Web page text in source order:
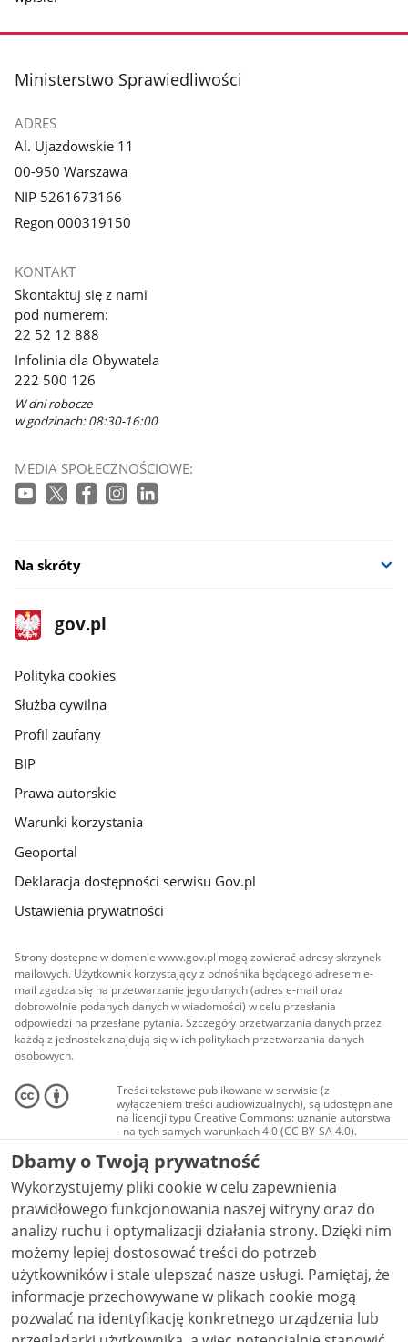
stopka
Ministerstwo Sprawiedliwości
ADRES
Al. Ujazdowskie 11
00-950 Warszawa
NIP 5261673166
Regon 000319150
KONTAKT
Skontaktuj się z nami
pod numerem:
22 52 12 888
Infolinia dla Obywatela
222 500 126
W dni robocze
w godzinach: 08:30-16:00
MEDIA SPOŁECZNOŚCIOWE:
Na skróty
stopka
gov.pl
Strona
gov.pl
gov.pl
Polityka cookies
Służba cywilna
Profil zaufany
BIP
Prawa autorskie
Warunki korzystania
Geoportal
Deklaracja dostępności serwisu Gov.pl
Ustawienia prywatności
Strony dostępne w domenie www.gov.pl mogą zawierać adresy skrzynek
mailowych. Użytkownik korzystający z odnośnika będącego adresem e-
mail zgadza się na przetwarzanie jego danych (adres e-mail oraz
dobrowolnie podanych danych w wiadomości) w celu przesłania
odpowiedzi na przesłane pytania. Szczegóły przetwarzania danych przez
każdą z jednostek znajdują się w ich politykach przetwarzania danych
osobowych.
Treści tekstowe publikowane w serwisie (z
wyłączeniem treści audiowizualnych), są udostępniane
na licencji typu Creative Commons: uznanie autorstwa
- na tych samych warunkach 4.0 (CC BY-SA 4.0).
Materiały audiowizualne, w tym zdjęcia, materiały
audio i wideo, są udostępniane na licencji typu
Creative Commons: uznanie autorstwa użycie
niekomercyjne - bez utworów zależnych 4.0 (CC BY-
NC-ND 4.0), o ile nie jest to stwierdzone inaczej.
Dbamy o Twoją prywatność
Wykorzystujemy pliki cookie w celu zapewnienia
prawidłowego funkcjonowania naszej witryny oraz do
analizy ruchu i optymalizacji działania strony. Dzięki nim
możemy lepiej dostosować treści do potrzeb
użytkowników i stale ulepszać nasze usługi. Pamiętaj, że
informacje przechowywane w plikach cookie mogą
pozwalać na identyfikację konkretnego urządzenia lub